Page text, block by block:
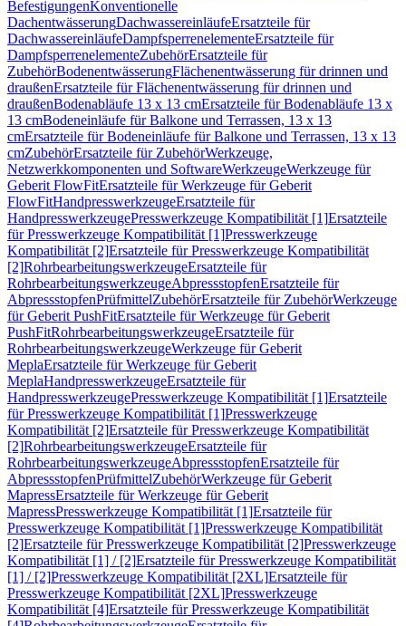
BefestigungenKonventionelle
DachentwässerungDachwassereinläufeErsatzteile für
DachwassereinläufeDampfsperrenelementeErsatzteile für
DampfsperrenelementeZubehörErsatzteile für
ZubehörBodenentwässerungFlächenentwässerung für drinnen und
draußenErsatzteile für Flächenentwässerung für drinnen und
draußenBodenabläufe 13 x 13 cmErsatzteile für Bodenabläufe 13 x
13 cmBodeneinläufe für Balkone und Terrassen, 13 x 13
cmErsatzteile für Bodeneinläufe für Balkone und Terrassen, 13 x 13
cmZubehörErsatzteile für ZubehörWerkzeuge,
Netzwerkkomponenten und SoftwareWerkzeugeWerkzeuge für
Geberit FlowFitErsatzteile für Werkzeuge für Geberit
FlowFitHandpresswerkzeugeErsatzteile für
HandpresswerkzeugePresswerkzeuge Kompatibilität [1]Ersatzteile
für Presswerkzeuge Kompatibilität [1]Presswerkzeuge
Kompatibilität [2]Ersatzteile für Presswerkzeuge Kompatibilität
[2]RohrbearbeitungswerkzeugeErsatzteile für
RohrbearbeitungswerkzeugeAbpressstopfenErsatzteile für
AbpressstopfenPrüfmittelZubehörErsatzteile für ZubehörWerkzeuge
für Geberit PushFitErsatzteile für Werkzeuge für Geberit
PushFitRohrbearbeitungswerkzeugeErsatzteile für
RohrbearbeitungswerkzeugeWerkzeuge für Geberit
MeplaErsatzteile für Werkzeuge für Geberit
MeplaHandpresswerkzeugeErsatzteile für
HandpresswerkzeugePresswerkzeuge Kompatibilität [1]Ersatzteile
für Presswerkzeuge Kompatibilität [1]Presswerkzeuge
Kompatibilität [2]Ersatzteile für Presswerkzeuge Kompatibilität
[2]RohrbearbeitungswerkzeugeErsatzteile für
RohrbearbeitungswerkzeugeAbpressstopfenErsatzteile für
AbpressstopfenPrüfmittelZubehörWerkzeuge für Geberit
MapressErsatzteile für Werkzeuge für Geberit
MapressPresswerkzeuge Kompatibilität [1]Ersatzteile für
Presswerkzeuge Kompatibilität [1]Presswerkzeuge Kompatibilität
[2]Ersatzteile für Presswerkzeuge Kompatibilität [2]Presswerkzeuge
Kompatibilität [1] / [2]Ersatzteile für Presswerkzeuge Kompatibilität
[1] / [2]Presswerkzeuge Kompatibilität [2XL]Ersatzteile für
Presswerkzeuge Kompatibilität [2XL]Presswerkzeuge
Kompatibilität [4]Ersatzteile für Presswerkzeuge Kompatibilität